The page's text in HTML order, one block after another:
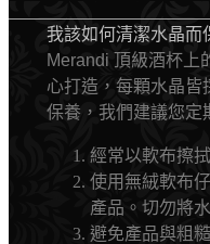
我該如何清潔水晶而
Merandi 頂級酒杯上
心打造，每顆水晶皆
保養，我們建議您定
經常以軟布擦
使用無絨軟布
產品。切勿將
避免產品與粗